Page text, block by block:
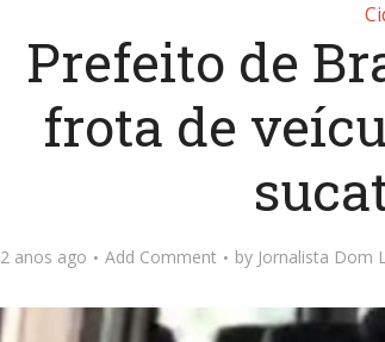
Prefeito de
frota de
2 anos ago Add Comment by Jornalista Dom